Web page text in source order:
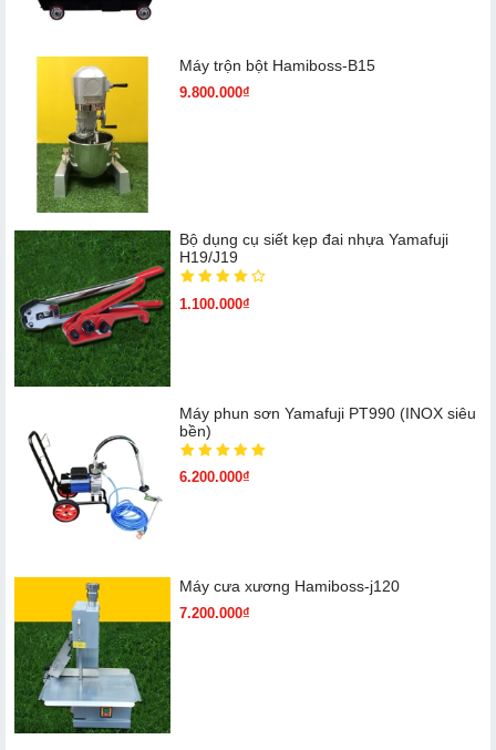
Máy trộn bột Hamiboss-B15
9.800.000₫
Bộ dụng cụ siết kẹp đai nhựa Yamafuji
H19/J19
1.100.000₫
Máy phun sơn Yamafuji PT990 (INOX siêu
bền)
6.200.000₫
Máy cưa xương Hamiboss-j120
7.200.000₫